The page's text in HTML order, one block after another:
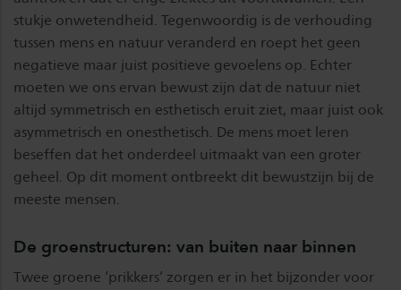
stukje onwetendheid. Tegenwoordig is de verhouding
tussen mens en natuur veranderd en roept het geen
negatieve maar juist positieve gevoelens op. Echter
moeten we ons ervan bewust zijn dat de natuur niet
altijd symmetrisch en esthetisch eruit ziet, maar juist ook
asymmetrisch en onesthetisch. De mens moet leren
beseffen dat het onderdeel uitmaakt van een groter
geheel. Op dit moment ontbreekt dit bewustzijn bij de
meeste mensen.
De groenstructuren: van buiten naar binnen
Twee groene ‘prikkers’ zorgen er in het bijzonder voor